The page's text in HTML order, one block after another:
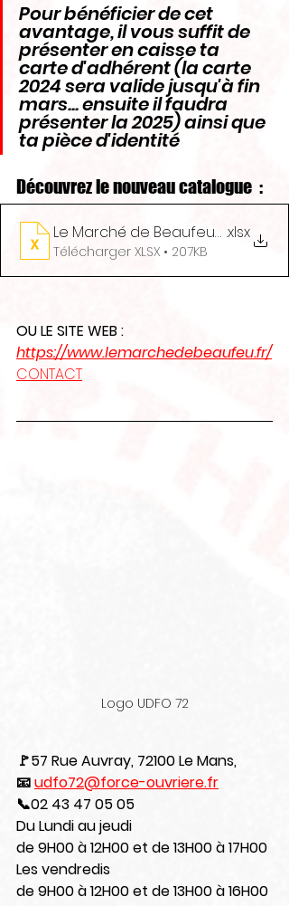
Pour bénéficier de cet
avantage, il vous suffit de
présenter en caisse ta
carte d'adhérent (la carte
2024 sera valide jusqu'à fin
mars... ensuite il faudra
présenter la 2025) ainsi que
ta pièce d'identité
Découvrez le nouveau catalogue  :
Le Marché de .xlsx
Télécharger XLSX • 207KB
OU LE SITE WEB :
https://www.lemarchedebeaufeu.fr/
CONTACT
Logo UDFO 72
🚩57 Rue Auvray, 72100 Le Mans,
📧udfo72@force-ouvriere.fr
📞02 43 47 05 05
Du Lundi au jeudi
de 9H00 à 12H00 et de 13H00 à 17H00
Les vendredis
de 9H00 à 12H00 et de 13H00 à 16H00